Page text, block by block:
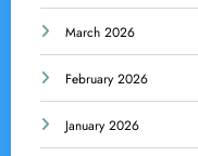
March 2026
February 2026
January 2026